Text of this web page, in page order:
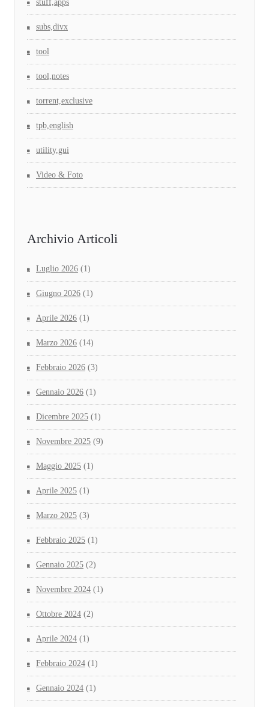
stuff,apps
subs,divx
tool
tool,notes
torrent,exclusive
tpb,english
utility,gui
Video & Foto
Archivio Articoli
Luglio 2026 (1)
Giugno 2026 (1)
Aprile 2026 (1)
Marzo 2026 (14)
Febbraio 2026 (3)
Gennaio 2026 (1)
Dicembre 2025 (1)
Novembre 2025 (9)
Maggio 2025 (1)
Aprile 2025 (1)
Marzo 2025 (3)
Febbraio 2025 (1)
Gennaio 2025 (2)
Novembre 2024 (1)
Ottobre 2024 (2)
Aprile 2024 (1)
Febbraio 2024 (1)
Gennaio 2024 (1)